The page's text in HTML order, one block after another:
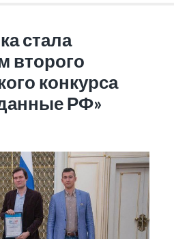
стала
второго
конкурса
РФ»